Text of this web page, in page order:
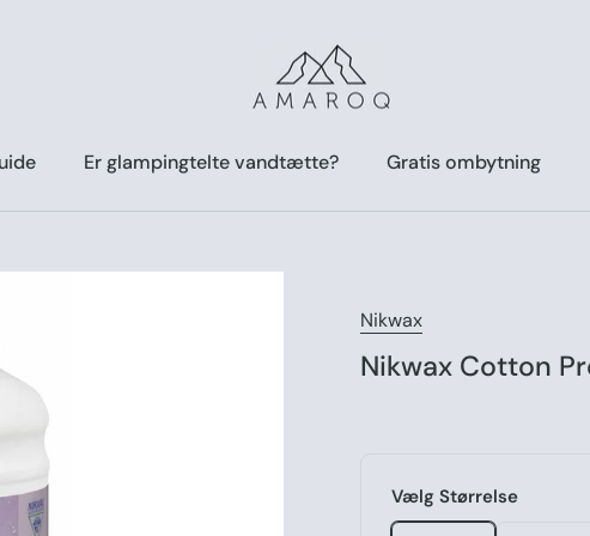
Er glampingtelte vandtætte? Gratis ombytning
Nikwax
Nikwax Cotton
Vælg Størrelse